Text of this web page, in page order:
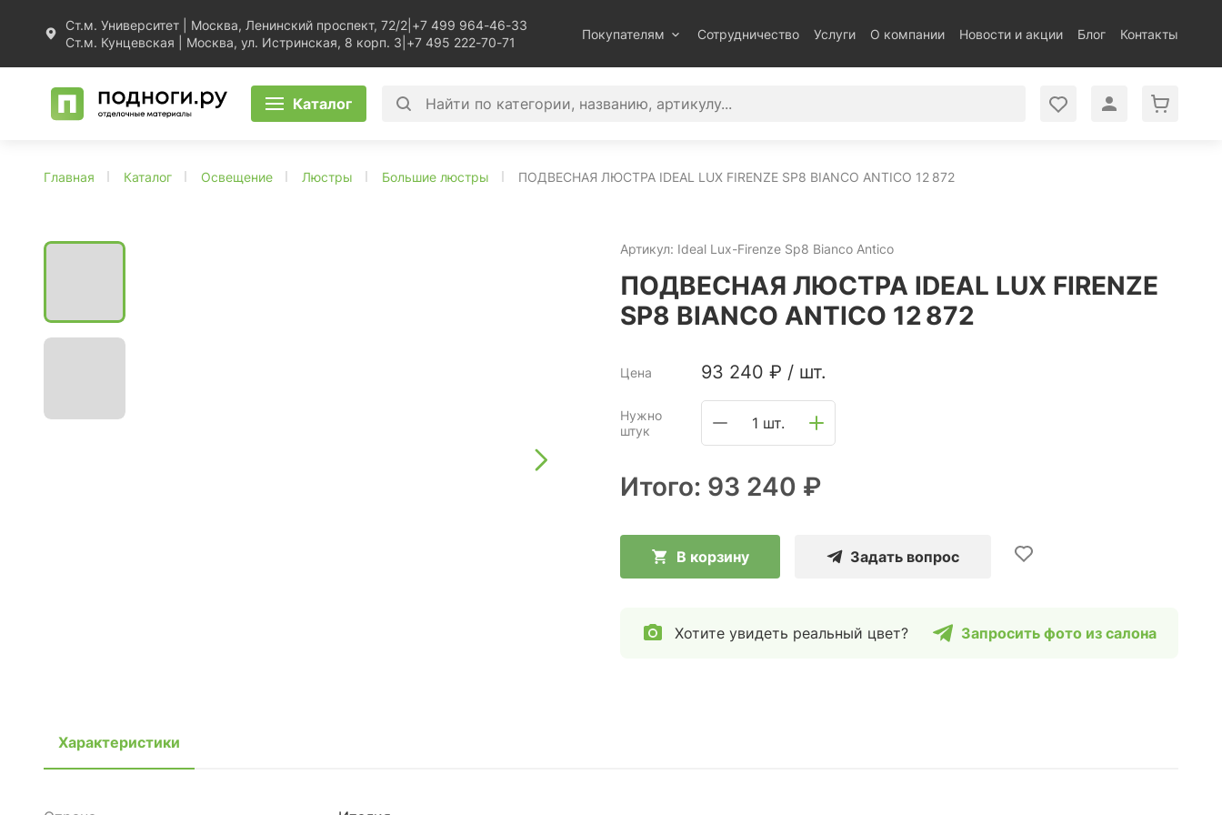
Ст.м. Университет | Москва, Ленинский проспект, 72/2 +7 499 964-46-33
Ст.м. Кунцевская | Москва, ул. Истринская, 8 корп. 3 +7 495 222-70-71
Покупателям Сотрудничество Услуги О компании Новости и акции Блог Контакты
Каталог
Главная Каталог Освещение Люстры Большие люстры ПОДВЕСНАЯ ЛЮСТРА IDEAL LUX FIRENZE SP8 BIANCO ANTICO 12 872
Артикул: Ideal Lux-Firenze Sp8 Bianco Antico
ПОДВЕСНАЯ ЛЮСТРА IDEAL LUX FIRENZE
SP8 BIANCO ANTICO 12 872
Цена 93 240 ₽ / шт.
Нужно
штук
1 шт.
Итого: 93 240 ₽
В корзину Задать вопрос
Хотите увидеть реальный цвет? Запросить фото из салона
Характеристики